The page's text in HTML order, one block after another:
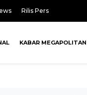
Rilis Pers
KABAR MEGAPOLITAN